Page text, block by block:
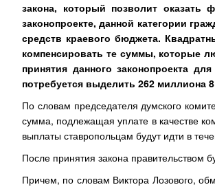
закона, который позволит
законопроекте, данной категории
средств краевого бюджета.
компенсировать те суммы, которые
принятия данного законопроекта
потребуется выделить 262 миллиона
По словам председателя думского
сумма, подлежащая уплате в качестве
выплаты ставропольцам будут идти в
После принятия закона правительством
Причем, по словам Виктора Лозового,